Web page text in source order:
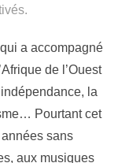
a accompagné
de l’Ouest
la
Pourtant cet
sans
aux musiques